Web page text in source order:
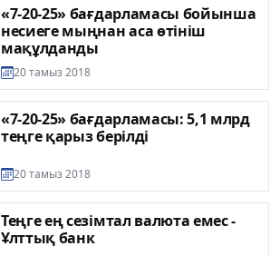
«7-20-25» бағдарламасы бойынша
несиеге мыңнан аса өтініш
мақұлданды
20 тамыз 2018
«7-20-25» бағдарламасы: 5,1 млрд
теңге қарыз берілді
20 тамыз 2018
Теңге ең сезімтал валюта емес -
Ұлттық банк